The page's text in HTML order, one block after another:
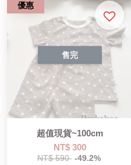
優惠
售完
超值現貨~100cm
NT$ 300
NT$ 590 -49.2%